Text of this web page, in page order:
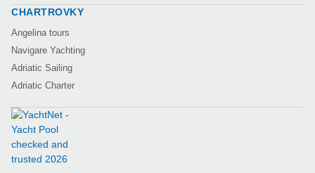
CHARTROVKY
Angelina tours
Navigare Yachting
Adriatic Sailing
Adriatic Charter